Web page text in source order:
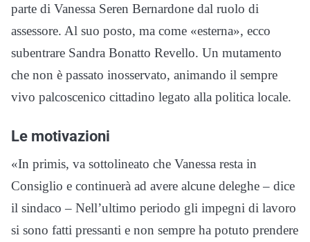
parte di Vanessa Seren Bernardone dal ruolo di
assessore. Al suo posto, ma come «esterna», ecco
subentrare Sandra Bonatto Revello. Un mutamento
che non è passato inosservato, animando il sempre
vivo palcoscenico cittadino legato alla politica locale.
Le motivazioni
«In primis, va sottolineato che Vanessa resta in
Consiglio e continuerà ad avere alcune deleghe – dice
il sindaco – Nell’ultimo periodo gli impegni di lavoro
si sono fatti pressanti e non sempre ha potuto prendere